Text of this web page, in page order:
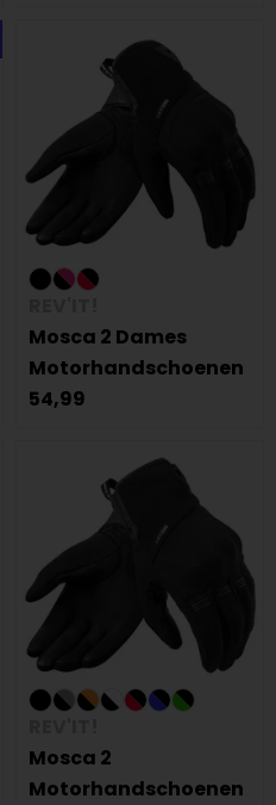
Mosca 2 Dames
Motorhandschoenen
54,99
Mosca 2
Motorhandschoenen